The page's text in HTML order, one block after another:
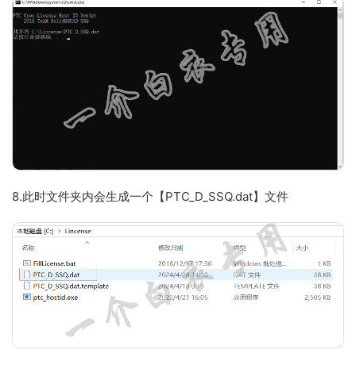
8.此时文件夹内会生成一个【PTC_D_SSQ.dat】文件